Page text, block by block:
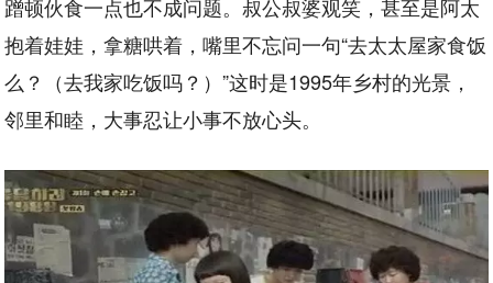
蹭顿伙食一点也不成问题。叔公叔婆观笑，甚至是阿太
抱着娃娃，拿糖哄着，嘴里不忘问一句“去太太屋家食饭
么？（去我家吃饭吗？）”这时是1995年乡村的光景，
邻里和睦，大事忍让小事不放心头。